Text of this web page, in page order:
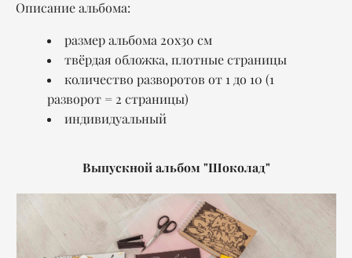
Описание альбома:
размер альбома 20x30 см
твёрдая обложка, плотные страницы
количество разворотов от 1 до 10 (1
разворот = 2 страницы)
индивидуальный
Выпускной альбом "Шоколад"